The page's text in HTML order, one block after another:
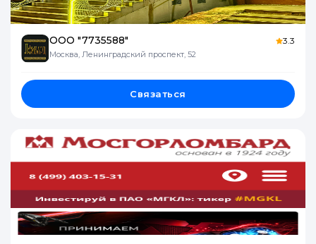
ООО "7735588"
Москва, Ленинградский проспект, 52
3.3
Связаться